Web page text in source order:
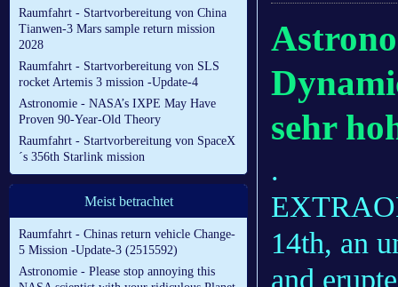
Raumfahrt - Startvorbereitung von China
Tianwen-3 Mars sample return mission
2028
Raumfahrt - Startvorbereitung von SLS
rocket Artemis 3 mission -Update-4
Astronomie - NASA’s IXPE May Have
Proven 90-Year-Old Theory
Raumfahrt - Startvorbereitung von SpaceX
´s 356th Starlink mission
Meist betrachtet
Raumfahrt - Chinas return vehicle Change-
5 Mission -Update-3 (2515592)
Astronomie - Please stop annoying this
sehr
.
14th, an
and